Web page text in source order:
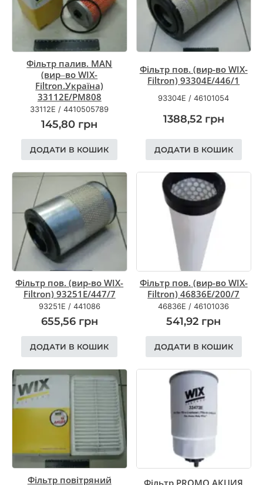
Фільтр палив. MAN
(вир–во WIX-
Filtron.Україна)
33112E/PM808
33112E /4410505789
145,80 грн
ДОДАТИ В КОШИК
Фільтр пов. (вир-во WIX-
Filtron) 93304E/446/1
93304E /46101054
1388,52 грн
ДОДАТИ В КОШИК
Фільтр пов. (вир-во WIX-
Filtron) 93251E/447/7
93251E / 441086
655,56 грн
ДОДАТИ В КОШИК
Фільтр пов. (вир-во WIX-
Filtron) 46836E/200/7
46836E /46101036
541,92 грн
ДОДАТИ В КОШИК
Фільтр повітряний Фільтр PROMO АКЦИЯ